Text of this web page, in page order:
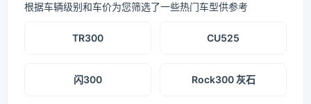
根据车辆级别和车价为您筛选了一些热门车型供参考
TR300 CU525
闪300 Rock300 灰石